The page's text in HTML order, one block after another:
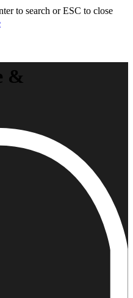
to search or ESC to close
&